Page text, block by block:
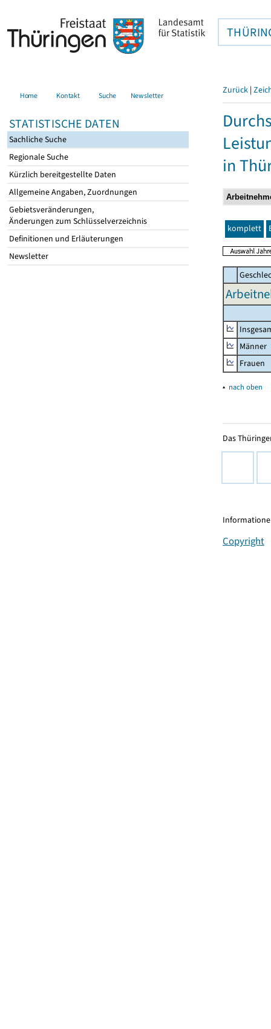
Home Kontakt Suche Newsletter
STATISTISCHE DATEN
Sachliche Suche
Regionale Suche
Kürzlich bereitgestellte Daten
Allgemeine Angaben, Zuordnungen
Gebietsveränderungen,
Änderungen zum Schlüsselverzeichnis
Definitionen und Erläuterungen
Newsletter
Zurück |
in
komplett
Männer
Frauen
▴ nach oben
Das
Copyright